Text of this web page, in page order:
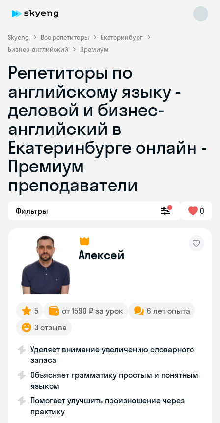
Skyeng Все репетиторы
Екатеринбург
Бизнес-английский
Премиум
Репетиторы по
английскому языку -
деловой и бизнес-
английский в
Екатеринбурге онлайн -
Премиум
преподаватели
Фильтры 0
Алексей
5 от 1590 ₽ за урок
6 лет опыта
3 отзыва
Уделяет внимание увеличению словарного
запаса
Объясняет грамматику простым и понятным
языком
Помогает улучшить произношение через
практику
Skyeng Chat